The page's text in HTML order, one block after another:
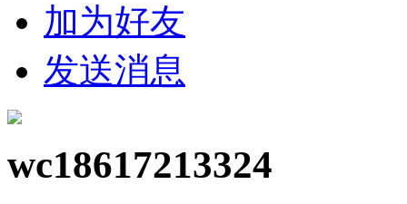
加为好友
发送消息
wc18617213324